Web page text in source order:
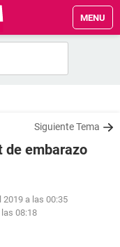
MENU
Siguiente Tema
de embarazo
2019 a las 00:35
08:18